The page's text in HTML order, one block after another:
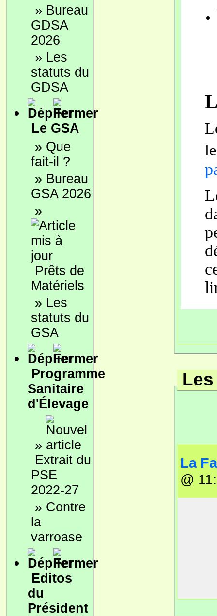
» Bureau
GDSA
2026
» Les
statuts du
GDSA
Le GSA
» Que
fait-il ?
» Bureau
GSA 2026
»
Prêts de
Matériels
» Les
statuts du
GSA
Programme
Sanitaire
d'Élevage
»
Extrait du
PSE
2022-27
» Contre
la
varroase
Editos
du
Président
La
@
1/